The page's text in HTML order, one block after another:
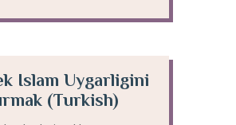
Islam Uygarligini
(Turkish)